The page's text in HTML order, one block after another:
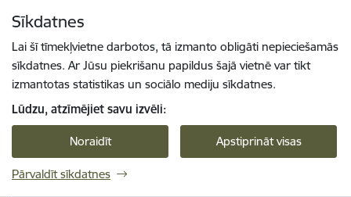
Sīkdatnes
Lai šī tīmekļvietne darbotos, tā izmanto obligāti nepieciešamās
sīkdatnes. Ar Jūsu piekrišanu papildus šajā vietnē var tikt
izmantotas statistikas un sociālo mediju sīkdatnes.
Lūdzu, atzīmējiet savu izvēli:
Noraidīt Apstiprināt visas
Pārvaldīt sīkdatnes